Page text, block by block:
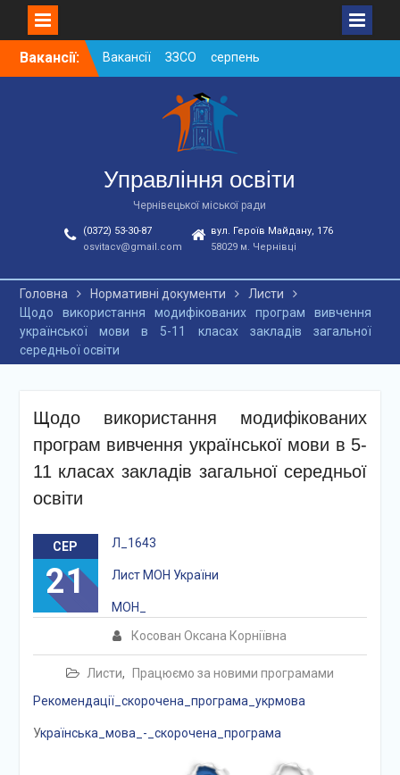
SkipВакансії:
Вакансії ЗЗСО серпень
2026
Вакансії ЗЗСО червень
Вакансії у ЗДО та
дошкільних підрозділах
ЗЗСО станом на
01.08.2026 р.
Управління освіти
Чернівецької міської ради
(0372) 53-30-87
osvitacv@gmail.com
вул. Героїв Майдану, 176
58029 м. Чернівці
Головна Нормативні документи
Листи
Щодо використання модифікованих програм вивчення
української мови в 5-11 класах закладів загальної
середньої освіти
Щодо використання модифікованих
програм вивчення української мови в 5-
11 класах закладів загальної середньої
освіти
СЕР
21
Косован Оксана Корніївна
Листи, Працюємо за новими програмами
Л_1643
Лист МОН України
МОН_
Рекомендації_скорочена_програма_укрмова
Українська_мова_-_скорочена_програма